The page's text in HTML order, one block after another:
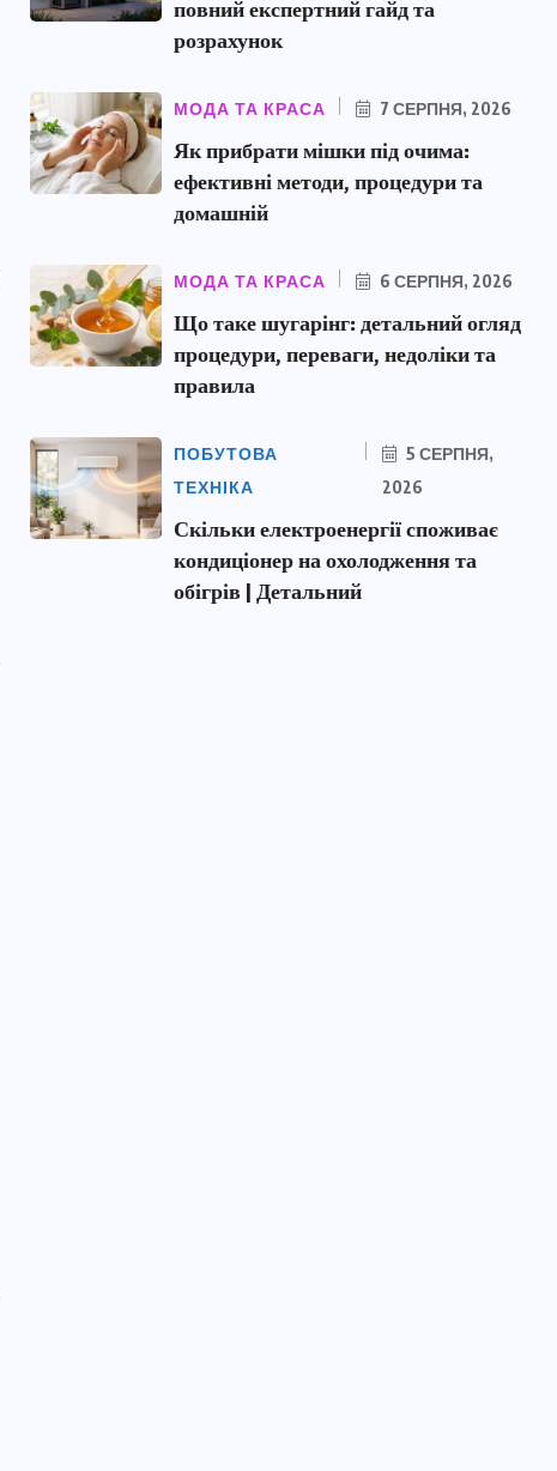
повний експертний гайд та
розрахунок
МОДА ТА КРАСА 7 СЕРПНЯ, 2026
Як прибрати мішки під очима:
ефективні методи, процедури та
домашній
МОДА ТА КРАСА 6 СЕРПНЯ, 2026
Що таке шугарінг: детальний огляд
процедури, переваги, недоліки та
правила
ПОБУТОВА
ТЕХНІКА
5 СЕРПНЯ,
2026
Скільки електроенергії споживає
кондиціонер на охолодження та
обігрів | Детальний